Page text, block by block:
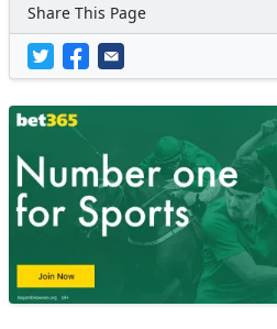
Share This Page